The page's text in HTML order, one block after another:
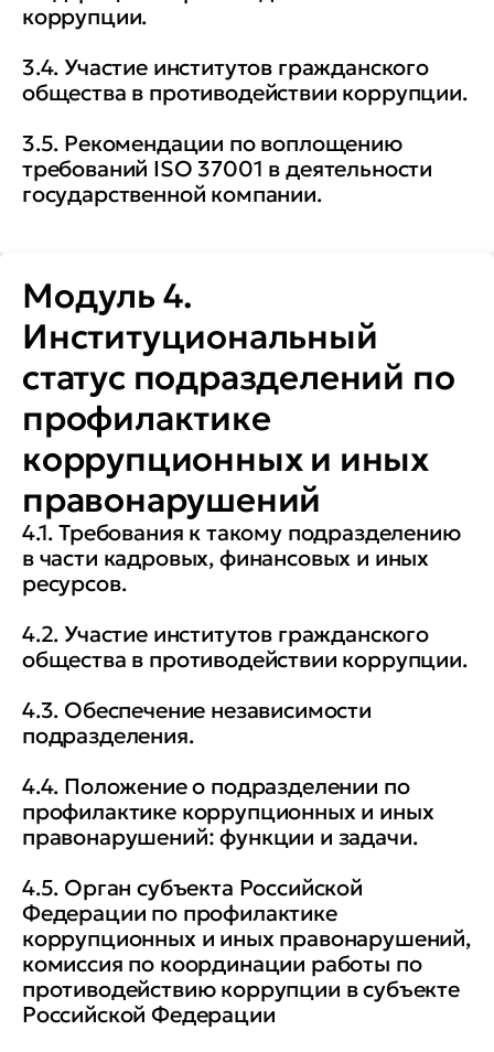
коррупции.
3.4. Участие институтов гражданского
общества в противодействии коррупции.
3.5. Рекомендации по воплощению
требований ISO 37001 в деятельности
государственной компании.
Модуль 4.
Институциональный
статус подразделений по
профилактике
коррупционных и иных
правонарушений
4.1. Требования к такому подразделению
в части кадровых, финансовых и иных
ресурсов.
4.2. Участие институтов гражданского
общества в противодействии коррупции.
4.3. Обеспечение независимости
подразделения.
4.4. Положение о подразделении по
профилактике коррупционных и иных
правонарушений: функции и задачи.
4.5. Орган субъекта Российской
Федерации по профилактике
коррупционных и иных правонарушений,
комиссия по координации работы по
противодействию коррупции в субъекте
Российской Федерации